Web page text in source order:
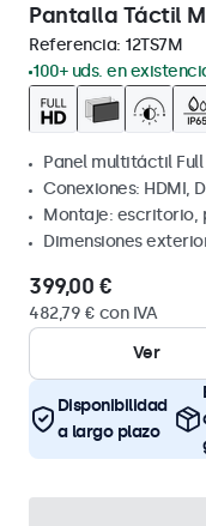
Pantalla Táctil
Referencia: 12TS7M
100+ uds. en
Panel multitáctil Full
Conexiones: HDMI,
Montaje: escritorio,
Dimensiones
399,00 €
482,79 € con IVA
Ver
Disponibilidad
a largo plazo